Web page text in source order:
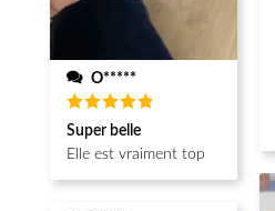
O*****
Note 5
sur 5
Super belle
Elle est vraiment top